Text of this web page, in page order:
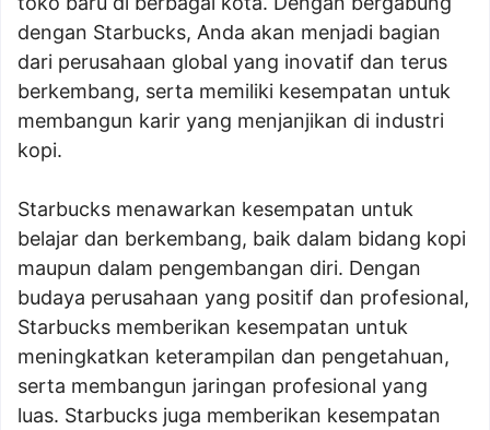
dengan Starbucks, Anda akan menjadi bagian
dari perusahaan global yang inovatif dan terus
berkembang, serta memiliki kesempatan untuk
membangun karir yang menjanjikan di industri
kopi.
Starbucks menawarkan kesempatan untuk
belajar dan berkembang, baik dalam bidang kopi
maupun dalam pengembangan diri. Dengan
budaya perusahaan yang positif dan profesional,
Starbucks memberikan kesempatan untuk
meningkatkan keterampilan dan pengetahuan,
serta membangun jaringan profesional yang
luas. Starbucks juga memberikan kesempatan